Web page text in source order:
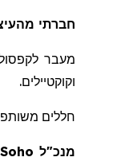
חברתי
מעבר
וקוקטיילים.
חללים
מנכ"ל Soho